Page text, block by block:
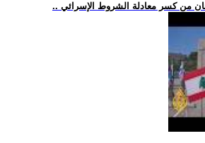
من كسر معادلة الشروط الإسرائي